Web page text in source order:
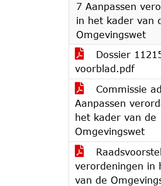
7 Aanpassen
in het kader van
Omgevingswet
Dossier
voorblad.pdf
Commissie
Aanpassen
het kader van de
Omgevingswet
verordeningen in
van de